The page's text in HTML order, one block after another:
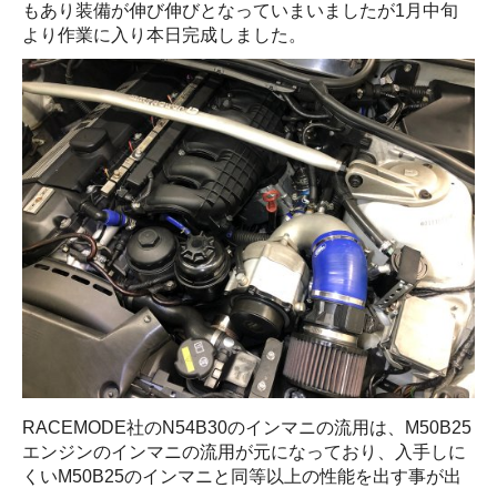
もあり装備が伸び伸びとなっていまいましたが1月中旬
より作業に入り本日完成しました。
RACEMODE社のN54B30のインマニの流用は、M50B25
エンジンのインマニの流用が元になっており、入手しに
くいM50B25のインマニと同等以上の性能を出す事が出